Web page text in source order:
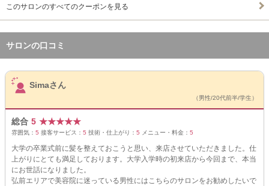
このサロンのすべてのクーポンを見る
サロンの口コミ
サロンPick Up
Simaさん
（男性/20代前半/学生）
総合 5 ★★★★★
雰囲気： 5 接客サービス： 5 技術・仕上がり： 5 メニュー・料金： 5
大学の卒業式前に髪を整えておこうと思い、来店させていただきました。仕
上がりにとても満足しております。大学入学時の初来店から今回まで、本当
にお世話になりました。
弘前エリアで美容院に迷っている男性にはこちらのサロンをお勧めしたいで